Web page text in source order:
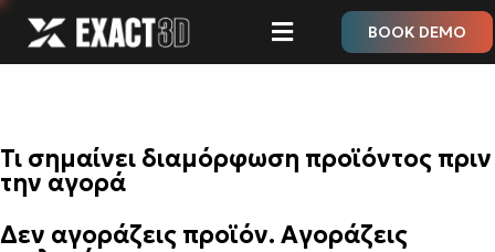
BOOK DEMO
Τι σημαίνει διαμόρφωση προϊόντος πριν
την αγορά
Δεν αγοράζεις προϊόν. Αγοράζεις